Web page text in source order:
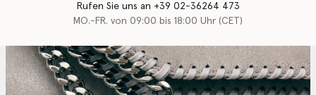
Rufen Sie uns an +39 02-36264 473
MO.-FR. von 09:00 bis 18:00 Uhr (CET)